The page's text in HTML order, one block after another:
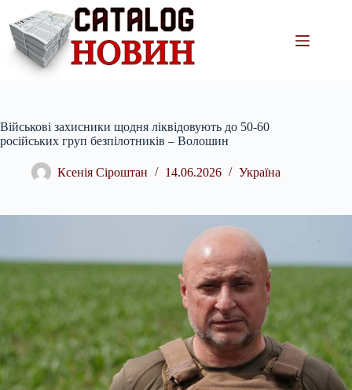
вмісту
Військові захисники щодня ліквідовують до 50-60
російських груп безпілотників – Волошин
Ксенія Сіроштан 14.06.2026 Україна